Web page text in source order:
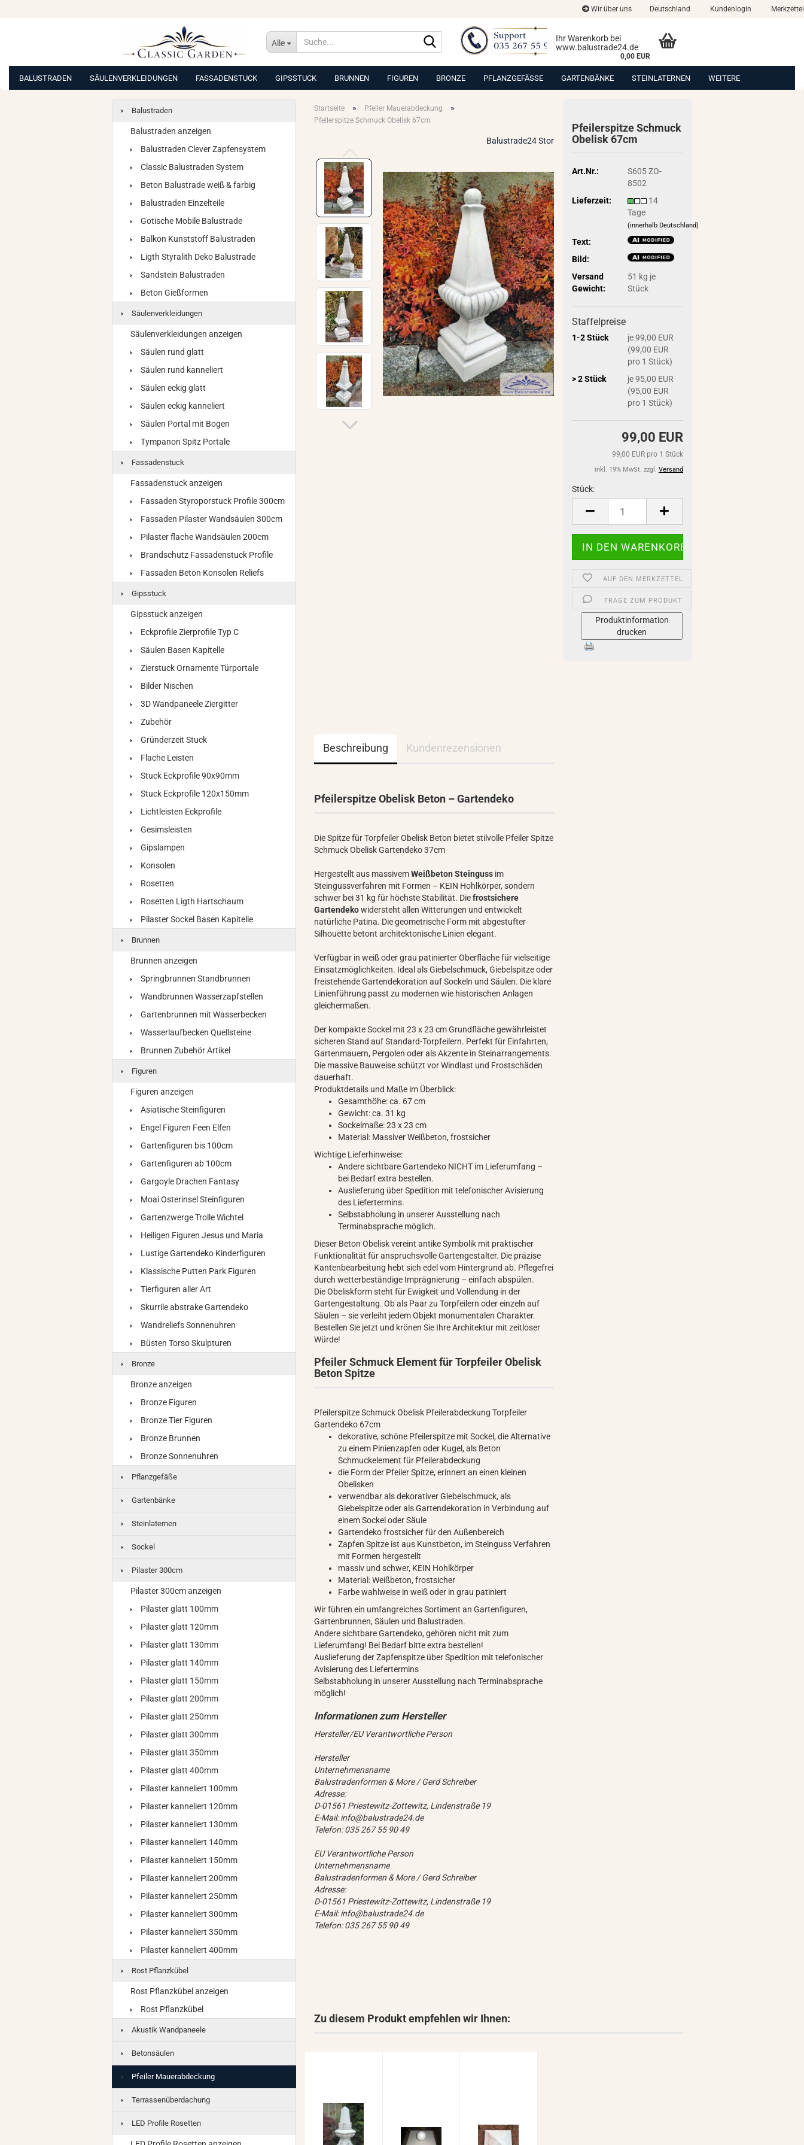
Wir über uns Deutschland Kundenlogin Merkzettel
Alle
Suche...
Ihr Warenkorb bei
www.balustrade24.de
0,00 EUR
BALUSTRADEN SÄULENVERKLEIDUNGEN FASSADENSTUCK GIPSSTUCK BRUNNEN FIGUREN BRONZE PFLANZGEFÄSSE GARTENBÄNKE STEINLATERNEN WEITERE
Startseite » Pfeiler Mauerabdeckung »
Pfeilerspitze Schmuck Obelisk 67cm
Balustrade24 Stor
Pfei­ler­spit­ze Schmuck
Obe­lisk 67cm
Art.Nr.:
S605 ZO-
8502
Lieferzeit:
14
Tage
(innerhalb Deutschland)
Text:
Bild:
Versand
Gewicht:
51 kg je
Stück
Staffelpreise
1-2 Stück
je 99,00 EUR
(99,00 EUR
pro 1 Stück)
> 2 Stück
je 95,00 EUR
(95,00 EUR
pro 1 Stück)
99,00 EUR
99,00 EUR pro 1 Stück
inkl. 19% MwSt. zzgl. Versand
Stück:
Stück
AUF DEN MERKZETTEL
FRAGE ZUM PRODUKT
Produktinformation
drucken
Beschreibung Kundenrezensionen
Pfeilerspitze Obelisk Beton – Gartendeko
Die Spitze für Torpfeiler Obelisk Beton bietet stilvolle Pfeiler Spitze
Schmuck Obelisk Gartendeko 37cm
Hergestellt aus massivemWeißbeton Steinguss im
Steingussverfahren mit Formen – KEIN Hohlkörper, sondern
schwer bei 31 kg für höchste Stabilität. Diefrostsichere
Gartendekowidersteht allen Witterungen und entwickelt
natürliche Patina. Die geometrische Form mit abgestufter
Silhouette betont architektonische Linien elegant.
Verfügbar in weiß oder grau patinierter Oberfläche für vielseitige
Einsatzmöglichkeiten. Ideal als Giebelschmuck, Giebelspitze oder
freistehende Gartendekoration auf Sockeln und Säulen. Die klare
Linienführung passt zu modernen wie historischen Anlagen
gleichermaßen.
Der kompakte Sockel mit 23 x 23 cm Grundfläche gewährleistet
sicheren Stand auf Standard-Torpfeilern. Perfekt für Einfahrten,
Gartenmauern, Pergolen oder als Akzente in Steinarrangements.
Die massive Bauweise schützt vor Windlast und Frostschäden
dauerhaft.
Produktdetails und Maße im Überblick:
Gesamthöhe: ca. 67 cm
Gewicht: ca. 31 kg
Sockelmaße: 23 x 23 cm
Material: Massiver Weißbeton, frostsicher
Wichtige Lieferhinweise:
Andere sichtbare Gartendeko NICHT im Lieferumfang –
bei Bedarf extra bestellen.
Auslieferung über Spedition mit telefonischer Avisierung
des Liefertermins.
Selbstabholung in unserer Ausstellung nach
Terminabsprache möglich.
Dieser Beton Obelisk vereint antike Symbolik mit praktischer
Funktionalität für anspruchsvolle Gartengestalter. Die präzise
Kantenbearbeitung hebt sich edel vom Hintergrund ab. Pflegefrei
durch wetterbeständige Imprägnierung – einfach abspülen.
Die Obeliskform steht für Ewigkeit und Vollendung in der
Gartengestaltung. Ob als Paar zu Torpfeilern oder einzeln auf
Säulen – sie verleiht jedem Objekt monumentalen Charakter.
Bestellen Sie jetzt und krönen Sie Ihre Architektur mit zeitloser
Würde!
Pfeiler Schmuck Element für Torpfeiler Obelisk
Beton Spitze
Pfeilerspitze Schmuck Obelisk Pfeilerabdeckung Torpfeiler
Gartendeko 67cm
dekorative, schöne Pfeilerspitze mit Sockel, die Alternative
zu einem Pinienzapfen oder Kugel, als Beton
Schmuckelement für Pfeilerabdeckung
die Form der Pfeiler Spitze, erinnert an einen kleinen
Obelisken
verwendbar als dekorativer Giebelschmuck, als
Giebelspitze oder als Gartendekoration in Verbindung auf
einem Sockel oder Säule
Gartendeko frostsicher für den Außenbereich
Zapfen Spitze ist aus Kunstbeton, im Steinguss Verfahren
mit Formen hergestellt
massiv und schwer, KEIN Hohlkörper
Material: Weißbeton, frostsicher
Farbe wahlweise in weiß oder in grau patiniert
Wir führen ein umfangreiches Sortiment an Gartenfiguren,
Gartenbrunnen, Säulen und Balustraden.
Andere sichtbare Gartendeko, gehören nicht mit zum
Lieferumfang! Bei Bedarf bitte extra bestellen!
Auslieferung der Zapfenspitze über Spedition mit telefonischer
Avisierung des Liefertermins
Selbstabholung in unserer Ausstellung nach Terminabsprache
möglich!
Hersteller/EU Verantwortliche Person
Hersteller
Unternehmensname
Balustradenformen & More / Gerd Schreiber
Adresse:
D-01561 Priestewitz-Zottewitz, Lindenstraße 19
E-Mail: info@balustrade24.de
Telefon: 035 267 55 90 49
EU Verantwortliche Person
Unternehmensname
Balustradenformen & More / Gerd Schreiber
Adresse:
D-01561 Priestewitz-Zottewitz, Lindenstraße 19
E-Mail: info@balustrade24.de
Telefon: 035 267 55 90 49
Zu diesem Produkt empfehlen wir Ihnen:
Balustraden
Balustraden anzeigen
Balustraden Clever Zapfensystem
Classic Balustraden System
Beton Balustrade weiß & farbig
Balustraden Einzelteile
Gotische Mobile Balustrade
Balkon Kunststoff Balustraden
Ligth Styralith Deko Balustrade
Sandstein Balustraden
Beton Gießformen
Säulenverkleidungen
Säulenverkleidungen anzeigen
Säulen rund glatt
Säulen rund kanneliert
Säulen eckig glatt
Säulen eckig kanneliert
Säulen Portal mit Bogen
Tympanon Spitz Portale
Fassadenstuck
Fassadenstuck anzeigen
Fassaden Styroporstuck Profile 300cm
Fassaden Pilaster Wandsäulen 300cm
Pilaster flache Wandsäulen 200cm
Brandschutz Fassadenstuck Profile
Fassaden Beton Konsolen Reliefs
Gipsstuck
Gipsstuck anzeigen
Eckprofile Zierprofile Typ C
Säulen Basen Kapitelle
Zierstuck Ornamente Türportale
Bilder Nischen
3D Wandpaneele Ziergitter
Zubehör
Gründerzeit Stuck
Flache Leisten
Stuck Eckprofile 90x90mm
Stuck Eckprofile 120x150mm
Lichtleisten Eckprofile
Gesimsleisten
Gipslampen
Konsolen
Rosetten
Rosetten Ligth Hartschaum
Pilaster Sockel Basen Kapitelle
Brunnen
Brunnen anzeigen
Springbrunnen Standbrunnen
Wandbrunnen Wasserzapfstellen
Gartenbrunnen mit Wasserbecken
Wasserlaufbecken Quellsteine
Brunnen Zubehör Artikel
Figuren
Figuren anzeigen
Asiatische Steinfiguren
Engel Figuren Feen Elfen
Gartenfiguren bis 100cm
Gartenfiguren ab 100cm
Gargoyle Drachen Fantasy
Moai Osterinsel Steinfiguren
Gartenzwerge Trolle Wichtel
Heiligen Figuren Jesus und Maria
Lustige Gartendeko Kinderfiguren
Klassische Putten Park Figuren
Tierfiguren aller Art
Skurrile abstrake Gartendeko
Wandreliefs Sonnenuhren
Büsten Torso Skulpturen
Bronze
Bronze anzeigen
Bronze Figuren
Bronze Tier Figuren
Bronze Brunnen
Bronze Sonnenuhren
Pflanzgefäße
Gartenbänke
Steinlaternen
Sockel
Pilaster 300cm
Pilaster 300cm anzeigen
Pilaster glatt 100mm
Pilaster glatt 120mm
Pilaster glatt 130mm
Pilaster glatt 140mm
Pilaster glatt 150mm
Pilaster glatt 200mm
Pilaster glatt 250mm
Pilaster glatt 300mm
Pilaster glatt 350mm
Pilaster glatt 400mm
Pilaster kanneliert 100mm
Pilaster kanneliert 120mm
Pilaster kanneliert 130mm
Pilaster kanneliert 140mm
Pilaster kanneliert 150mm
Pilaster kanneliert 200mm
Pilaster kanneliert 250mm
Pilaster kanneliert 300mm
Pilaster kanneliert 350mm
Pilaster kanneliert 400mm
Rost Pflanzkübel
Rost Pflanzkübel anzeigen
Rost Pflanzkübel
Akustik Wandpaneele
Betonsäulen
Pfeiler Mauerabdeckung
Terrassenüberdachung
LED Profile Rosetten